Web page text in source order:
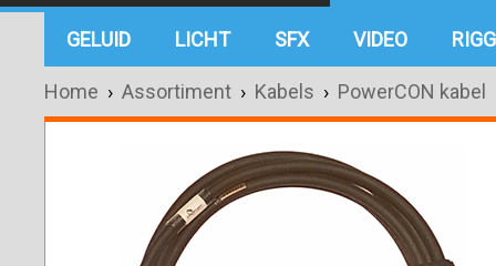
GELUID LICHT SFX VIDEO
Home › Assortiment › Kabels › PowerCON kabel